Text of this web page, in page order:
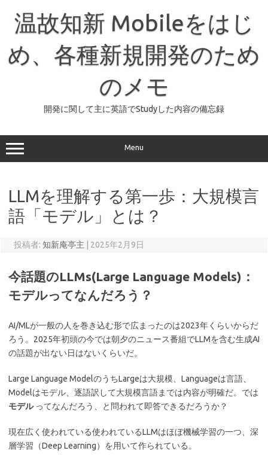
温故知新 Mobileをはじ
め、各種新規開発のため
のメモ
開発に関して主に英語でStudyした内容の備忘録
Menu
LLMを理解する第一歩：大規模言
語「モデル」とは？
投稿者: 知新庵亭主 2025年2月9日
今話題のLLMs(Large Language Models)：
モデルってなんだろう？
AI/MLが一般の人を巻き込む形で広まったのは2023年くらいからだ
ろう。2025年初頭の今では朝夕のニュース番組でLLMを含む生成AI
の話題が出ない日はないくらいだ。
Large Language ModelのうちLargeは大規模、Languageは言語、
Modelはモデル、逐語訳して大規模言語までは内容が明確だ。では
モデルってなんだろう、と問われて即答できるだろうか？
現在広く使われている使われているLLMはほぼ機械学習の一つ、深
層学習（Deep Learning）を用いて作られている。